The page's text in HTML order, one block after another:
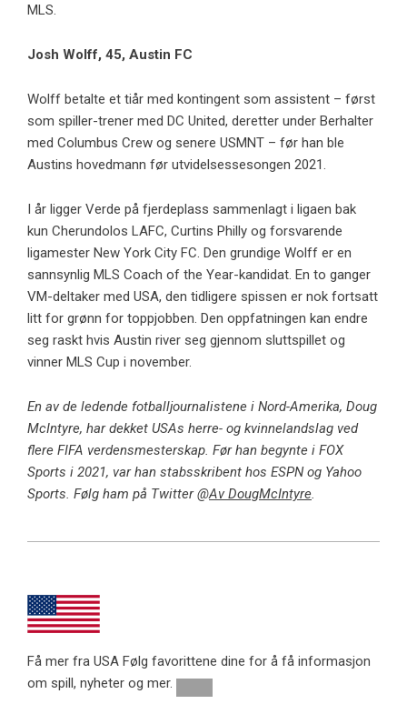
MLS.
Josh Wolff, 45, Austin FC
Wolff betalte et tiår med kontingent som assistent – først
som spiller-trener med DC United, deretter under Berhalter
med Columbus Crew og senere USMNT – før han ble
Austins hovedmann før utvidelsessesongen 2021.
I år ligger Verde på fjerdeplass sammenlagt i ligaen bak
kun Cherundolos LAFC, Curtins Philly og forsvarende
ligamester New York City FC. Den grundige Wolff er en
sannsynlig MLS Coach of the Year-kandidat. En to ganger
VM-deltaker med USA, den tidligere spissen er nok fortsatt
litt for grønn for toppjobben. Den oppfatningen kan endre
seg raskt hvis Austin river seg gjennom sluttspillet og
vinner MLS Cup i november.
En av de ledende fotballjournalistene i Nord-Amerika, Doug
McIntyre, har dekket USAs herre- og kvinnelandslag ved
flere FIFA verdensmesterskap. Før han begynte i FOX
Sports i 2021, var han stabsskribent hos ESPN og Yahoo
Sports. Følg ham på Twitter @Av DougMcIntyre
Få mer fra USA Følg favorittene dine for å få informasjon
om spill, nyheter og mer.